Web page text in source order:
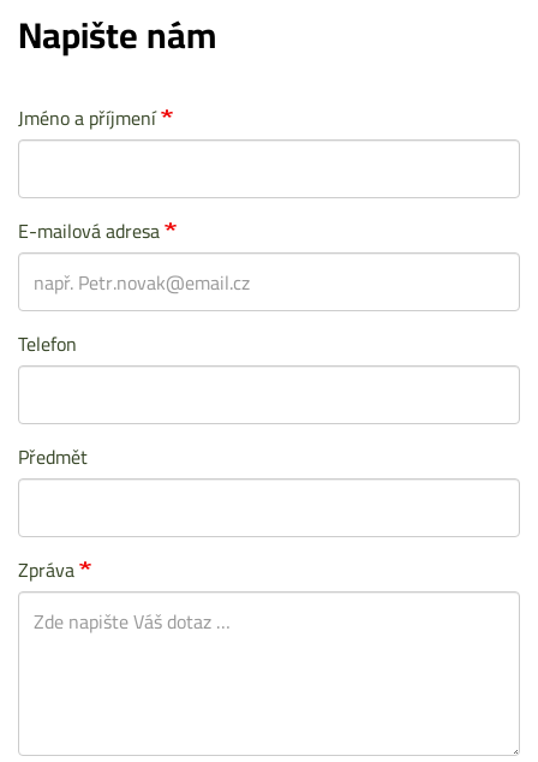
Napište nám
Jméno a příjmení
E-mailová adresa
Telefon
Předmět
Zpráva